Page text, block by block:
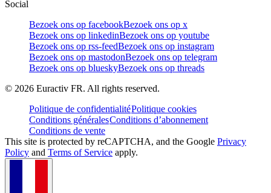
Social
Bezoek ons op facebookBezoek ons op x
Bezoek ons op linkedinBezoek ons op youtube
Bezoek ons op rss-feedBezoek ons op instagram
Bezoek ons op mastodonBezoek ons op telegram
Bezoek ons op blueskyBezoek ons op threads
© 2026 Euractiv FR. All rights reserved.
Politique de confidentialitéPolitique cookies
Conditions généralesConditions d’abonnement
Conditions de vente
This site is protected by reCAPTCHA, and the Google Privacy
Policy and Terms of Service apply.